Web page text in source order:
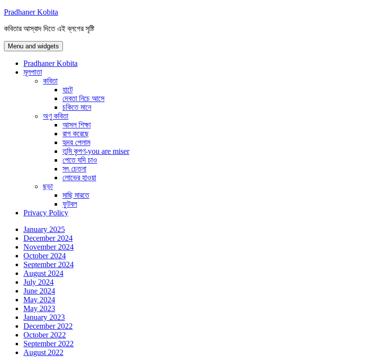
Skip
content
Pradhaner Kobita
কবিতার আস্বাদ দিতে এই ব্লগের সৃষ্টি
Menu and widgets
Pradhaner Kobita
মূলপাতা
কবিতা
হাটে
দেবতা নিচে আসে
চকিতে মানে
অণু কবিতা
আসল শিক্ষা
রাগ করেছে
হৃদয় পেলাম
তুমি কৃপণ-you are miser
পেতে যদি চাও
সৎ চেতনা
লোভের হাওয়া
ছড়া
মাছি মারতে
ফুটবল
Privacy Policy
January 2025
December 2024
November 2024
October 2024
September 2024
August 2024
July 2024
June 2024
May 2024
May 2023
January 2023
December 2022
October 2022
September 2022
August 2022